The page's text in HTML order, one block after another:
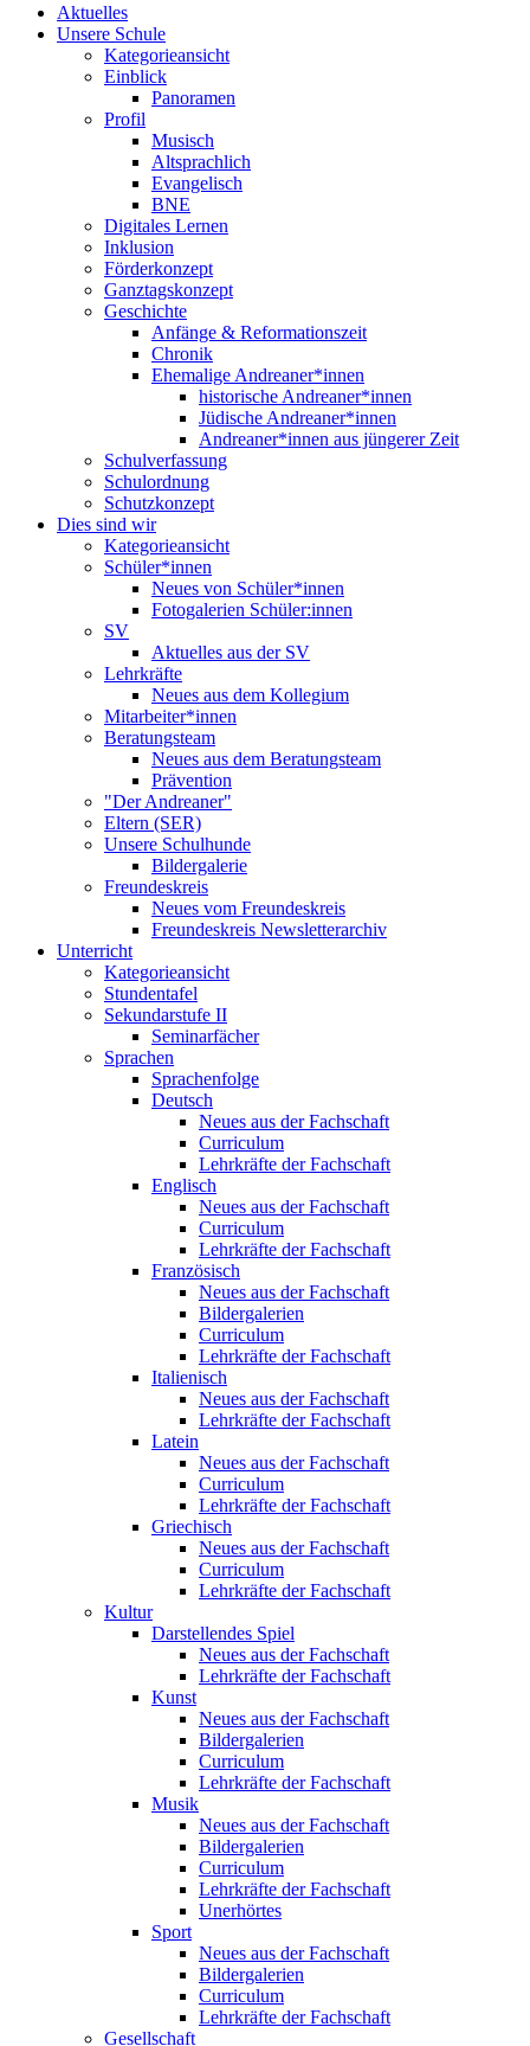
Aktuelles
Unsere Schule
Kategorieansicht
Einblick
Panoramen
Profil
Musisch
Altsprachlich
Evangelisch
BNE
Digitales Lernen
Inklusion
Förderkonzept
Ganztagskonzept
Geschichte
Anfänge & Reformationszeit
Chronik
Ehemalige Andreaner*innen
historische Andreaner*innen
Jüdische Andreaner*innen
Andreaner*innen aus jüngerer Zeit
Schulverfassung
Schulordnung
Schutzkonzept
Dies sind wir
Kategorieansicht
Schüler*innen
Neues von Schüler*innen
Fotogalerien Schüler:innen
SV
Aktuelles aus der SV
Lehrkräfte
Neues aus dem Kollegium
Mitarbeiter*innen
Beratungsteam
Neues aus dem Beratungsteam
Prävention
"Der Andreaner"
Eltern (SER)
Unsere Schulhunde
Bildergalerie
Freundeskreis
Neues vom Freundeskreis
Freundeskreis Newsletterarchiv
Unterricht
Kategorieansicht
Stundentafel
Sekundarstufe II
Seminarfächer
Sprachen
Sprachenfolge
Deutsch
Neues aus der Fachschaft
Curriculum
Lehrkräfte der Fachschaft
Englisch
Neues aus der Fachschaft
Curriculum
Lehrkräfte der Fachschaft
Französisch
Neues aus der Fachschaft
Bildergalerien
Curriculum
Lehrkräfte der Fachschaft
Italienisch
Neues aus der Fachschaft
Lehrkräfte der Fachschaft
Latein
Neues aus der Fachschaft
Curriculum
Lehrkräfte der Fachschaft
Griechisch
Neues aus der Fachschaft
Curriculum
Lehrkräfte der Fachschaft
Kultur
Darstellendes Spiel
Neues aus der Fachschaft
Lehrkräfte der Fachschaft
Kunst
Neues aus der Fachschaft
Bildergalerien
Curriculum
Lehrkräfte der Fachschaft
Musik
Neues aus der Fachschaft
Bildergalerien
Curriculum
Lehrkräfte der Fachschaft
Unerhörtes
Sport
Neues aus der Fachschaft
Bildergalerien
Curriculum
Lehrkräfte der Fachschaft
Gesellschaft